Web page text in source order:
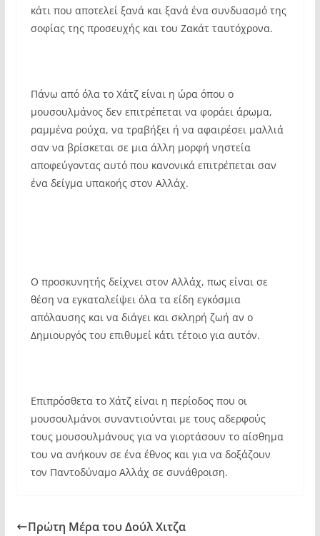
κάτι που αποτελεί ξανά και ξανά ένα συνδυασμό της
σοφίας της προσευχής και του Ζακάτ ταυτόχρονα.
Πάνω από όλα το Χάτζ είναι η ώρα όπου ο
μουσουλμάνος δεν επιτρέπεται να φοράει άρωμα,
ραμμένα ρούχα, να τραβήξει ή να αφαιρέσει μαλλιά
σαν να βρίσκεται σε μια άλλη μορφή νηστεία
αποφεύγοντας αυτό που κανονικά επιτρέπεται σαν
ένα δείγμα υπακοής στον Αλλάχ.
Ο προσκυνητής δείχνει στον Αλλάχ, πως είναι σε
θέση να εγκαταλείψει όλα τα είδη εγκόσμια
απόλαυσης και να διάγει και σκληρή ζωή αν ο
Δημιουργός του επιθυμεί κάτι τέτοιο για αυτόν.
Επιπρόσθετα το Χάτζ είναι η περίοδος που οι
μουσουλμάνοι συναντιούνται με τους αδερφούς
τους μουσουλμάνους για να γιορτάσουν το αίσθημα
του να ανήκουν σε ένα έθνος και για να δοξάζουν
τον Παντοδύναμο Αλλάχ σε συνάθροιση.
Πρώτη Μέρα του Δούλ Χιτζα